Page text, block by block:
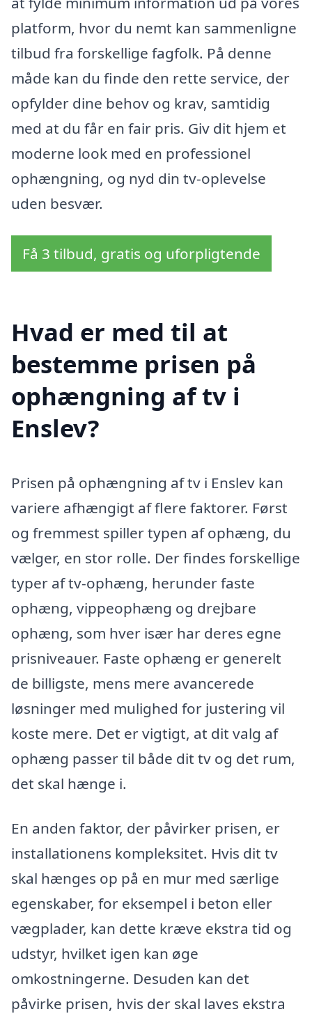
platform, hvor du nemt kan sammenligne
tilbud fra forskellige fagfolk. På denne
måde kan du finde den rette service, der
opfylder dine behov og krav, samtidig
med at du får en fair pris. Giv dit hjem et
moderne look med en professionel
ophængning, og nyd din tv-oplevelse
uden besvær.
Få 3 tilbud, gratis og uforpligtende
Hvad er med til at
bestemme prisen på
ophængning af tv i
Enslev?
Prisen på ophængning af tv i Enslev kan
variere afhængigt af flere faktorer. Først
og fremmest spiller typen af ophæng, du
vælger, en stor rolle. Der findes forskellige
typer af tv-ophæng, herunder faste
ophæng, vippeophæng og drejbare
ophæng, som hver især har deres egne
prisniveauer. Faste ophæng er generelt
de billigste, mens mere avancerede
løsninger med mulighed for justering vil
koste mere. Det er vigtigt, at dit valg af
ophæng passer til både dit tv og det rum,
det skal hænge i.
En anden faktor, der påvirker prisen, er
installationens kompleksitet. Hvis dit tv
skal hænges op på en mur med særlige
egenskaber, for eksempel i beton eller
vægplader, kan dette kræve ekstra tid og
udstyr, hvilket igen kan øge
omkostningerne. Desuden kan det
påvirke prisen, hvis der skal laves ekstra